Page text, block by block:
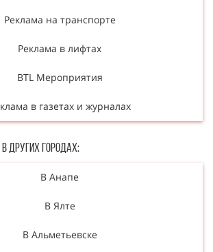
Реклама на транспорте
Реклама в лифтах
BTL Мероприятия
в газетах и журналах
других городах:
В Анапе
В Ялте
В Альметьевске